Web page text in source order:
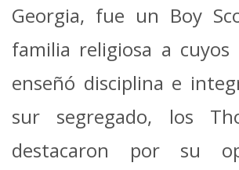
Georgia, fue un Boy
familia religiosa a cuyos
enseñó disciplina e
sur segregado, los
destacaron por su